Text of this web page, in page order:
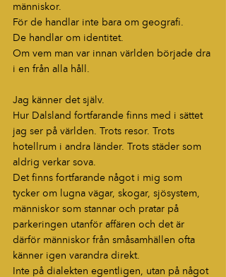
människor.
För de handlar inte bara om geografi.
De handlar om identitet.
Om vem man var innan världen började dra
i en från alla håll.
Jag känner det själv.
Hur Dalsland fortfarande finns med i sättet
jag ser på världen. Trots resor. Trots
hotellrum i andra länder. Trots städer som
aldrig verkar sova.
Det finns fortfarande något i mig som
tycker om lugna vägar, skogar, sjösystem,
människor som stannar och pratar på
parkeringen utanför affären och det är
därför människor från småsamhällen ofta
känner igen varandra direkt.
Inte på dialekten egentligen, utan på något